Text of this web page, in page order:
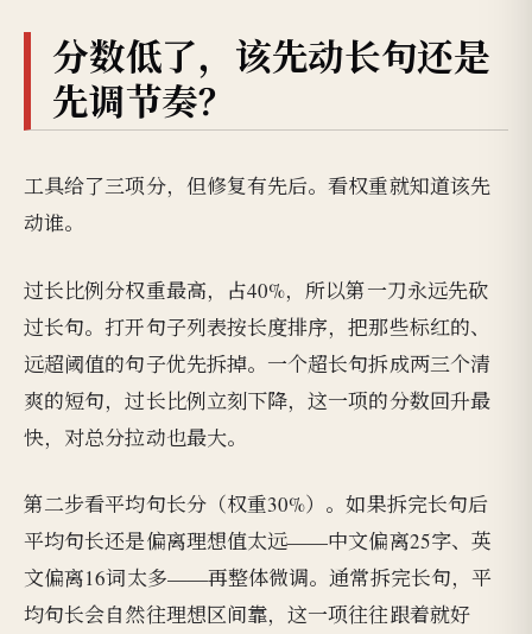
分数低了，该先动长句还是
先调节奏？
工具给了三项分，但修复有先后。看权重就知道该先
动谁。
过长比例分权重最高，占40%，所以第一刀永远先砍
过长句。打开句子列表按长度排序，把那些标红的、
远超阈值的句子优先拆掉。一个超长句拆成两三个清
爽的短句，过长比例立刻下降，这一项的分数回升最
快，对总分拉动也最大。
第二步看平均句长分（权重30%）。如果拆完长句后
平均句长还是偏离理想值太远——中文偏离25字、英
文偏离16词太多——再整体微调。通常拆完长句，平
均句长会自然往理想区间靠，这一项往往跟着就好